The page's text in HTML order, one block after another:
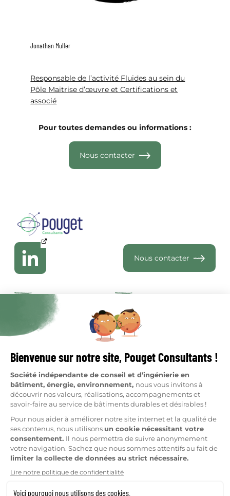
Jonathan Muller
Responsable de l’activité Fluides au sein du
Pôle Maitrise d’œuvre et Certifications et
associé
Pour toutes demandes ou informations :
Nous contacter
Nous contacter
Qui sommes-nous
Réalisations
Nous rejoindre
Je suis copropriétaire
Je suis syndic
Métiers
Fabrique
Plan du site
Mentions légales